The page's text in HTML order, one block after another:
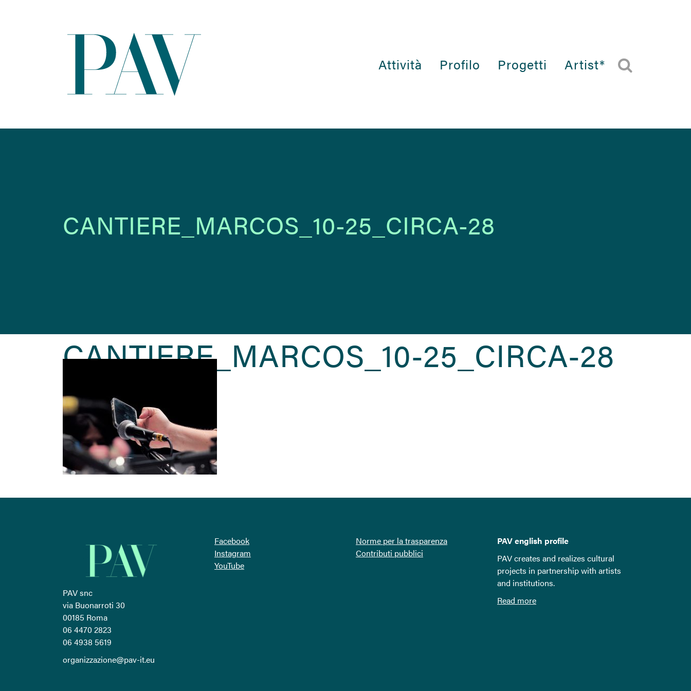
Attività Profilo Progetti Artist*
CANTIERE_MARCOS_10-25_CIRCA-28
CANTIERE_MARCOS_10-25_CIRCA-28
PAV snc
via Buonarroti 30
00185 Roma
06 4470 2823
06 4938 5619
organizzazione@pav-it.eu
Facebook
Instagram
YouTube
Norme per la trasparenza
Contributi pubblici
PAV english profile
PAV creates and realizes cultural
projects in partnership with artists
and institutions.
Read more